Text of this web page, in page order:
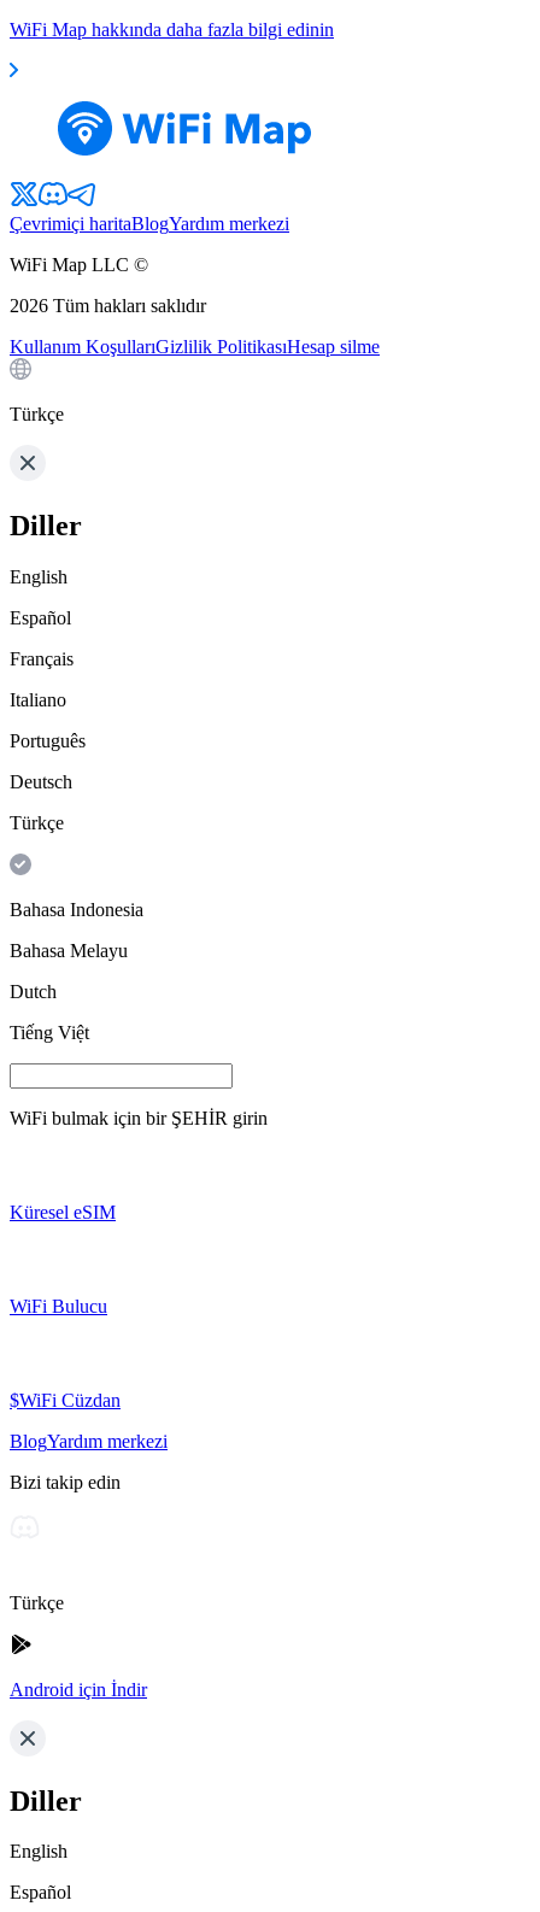
WiFi Map hakkında daha fazla bilgi edinin
Çevrimiçi haritaBlogYardım merkezi
WiFi Map LLC ©
2026 Tüm hakları saklıdır
Kullanım KoşullarıGizlilik PolitikasıHesap silme
Türkçe
Diller
English
Español
Français
Italiano
Português
Deutsch
Türkçe
Bahasa Indonesia
Bahasa Melayu
Dutch
Tiếng Việt
WiFi bulmak için bir ŞEHİR girin
Küresel eSIM
WiFi Bulucu
$WiFi Cüzdan
BlogYardım merkezi
Bizi takip edin
Türkçe
Android için İndir
Diller
English
Español